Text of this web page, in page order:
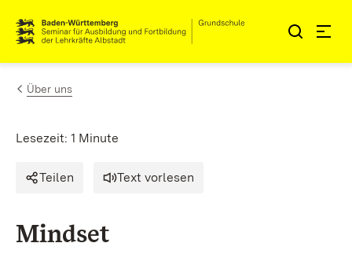
Zum Inhalt springen
Link zur Startseite
Über uns
Lesezeit: 1 Minute
Teilen Text vorlesen
Mindset